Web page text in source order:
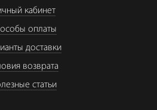
кабинет
оплаты
доставки
возврата
статьи